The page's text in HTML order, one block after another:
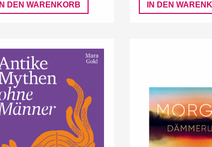
IN DEN WARENKORB IN DEN